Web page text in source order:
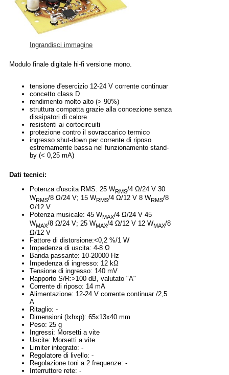
Ingrandisci immagine
Modulo finale digitale hi-fi versione mono.
tensione d'esercizio 12-24 V corrente continuar
concetto class D
rendimento molto alto (> 90%)
struttura compatta grazie alla concezione senza
dissipatori di calore
resistenti ai cortocircuiti
protezione contro il sovraccarico termico
ingresso shut-down per corrente di riposo
estremamente bassa nel funzionamento stand-
by (< 0,25 mA)
Dati tecnici:
Potenza d'uscita RMS: 25 WRMS/4 Ω/24 V 30
WRMS/8 Ω/24 V; 15 WRMS/4 Ω/12 V 8 WRMS/8
Ω/12 V
Potenza musicale: 45 WMAX/4 Ω/24 V 45
WMAX/8 Ω/24 V; 25 WMAX/4 Ω/12 V 12 WMAX/8
Ω/12 V
Fattore di distorsione:<0,2 %/1 W
Impedenza di uscita: 4-8 Ω
Banda passante: 10-20000 Hz
Impedenza di ingresso: 12 kΩ
Tensione di ingresso: 140 mV
Rapporto S/R:>100 dB, valutato "A"
Corrente di riposo: 14 mA
Alimentazione: 12-24 V corrente continuar /2,5
A
Ritaglio: -
Dimensioni (lxhxp): 65x13x40 mm
Peso: 25 g
Ingressi: Morsetti a vite
Uscite: Morsetti a vite
Limiter integrato: -
Regolatore di livello: -
Regolazione toni a 2 frequenze: -
Interruttore rete: -